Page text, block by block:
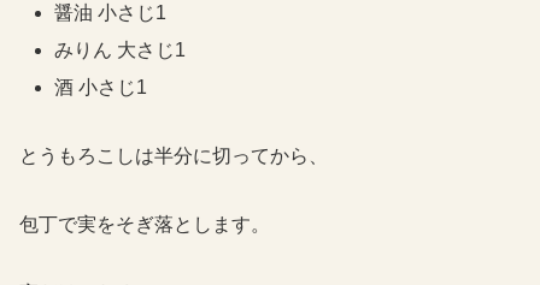
醤油 小さじ1
みりん 大さじ1
酒 小さじ1
とうもろこしは半分に切ってから、
包丁で実をそぎ落とします。